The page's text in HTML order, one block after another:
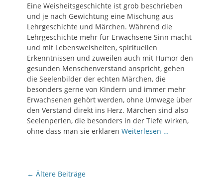
Eine Weisheitsgeschichte ist grob beschrieben
und je nach Gewichtung eine Mischung aus
Lehrgeschichte und Märchen. Während die
Lehrgeschichte mehr für Erwachsene Sinn macht
und mit Lebensweisheiten, spirituellen
Erkenntnissen und zuweilen auch mit Humor den
gesunden Menschenverstand anspricht, gehen
die Seelenbilder der echten Märchen, die
besonders gerne von Kindern und immer mehr
Erwachsenen gehört werden, ohne Umwege über
den Verstand direkt ins Herz. Märchen sind also
Seelenperlen, die besonders in der Tiefe wirken,
ohne dass man sie erklären Weiterlesen …
Beitragsnavigation
← Ältere Beiträge